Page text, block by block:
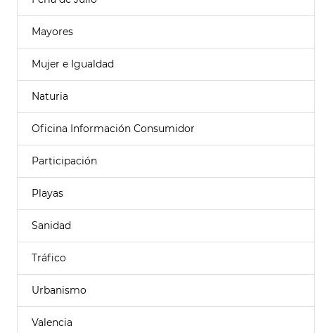
Mayores
Mujer e Igualdad
Naturia
Oficina Información Consumidor
Participación
Playas
Sanidad
Tráfico
Urbanismo
Valencia